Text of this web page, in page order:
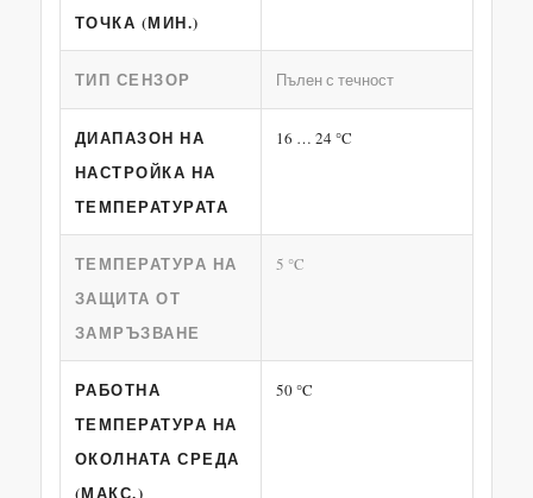
ТОЧКА (МИН.)
ТИП СЕНЗОР Пълен с течност
ДИАПАЗОН НА
НАСТРОЙКА НА
ТЕМПЕРАТУРАТА
16 … 24 °C
ТЕМПЕРАТУРА НА
ЗАЩИТА ОТ
ЗАМРЪЗВАНЕ
5 °C
РАБОТНА
ТЕМПЕРАТУРА НА
ОКОЛНАТА СРЕДА
(МАКС.)
50 °C